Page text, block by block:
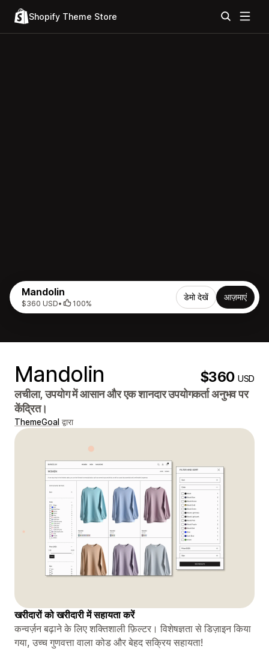
Shopify Theme Store
Mandolin
$360 USD• 100%
डेमो देखें आज़माएं
Mandolin $360USD
लचीला, उपयोग में आसान और एक शानदार उपयोगकर्ता अनुभव पर
केंद्रित।
ThemeGoal द्वारा
खरीदारों को खरीदारी में सहायता करें
कन्वर्ज़न बढ़ाने के लिए शक्तिशाली फ़िल्टर। विशेषज्ञता से डिज़ाइन किया
गया, उच्च गुणवत्ता वाला कोड और बेहद सक्रिय सहायता!